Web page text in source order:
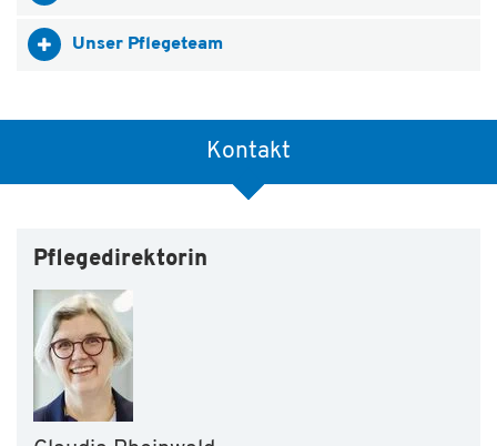
Unser Pflegeteam
Kontakt
Pflegedirektorin